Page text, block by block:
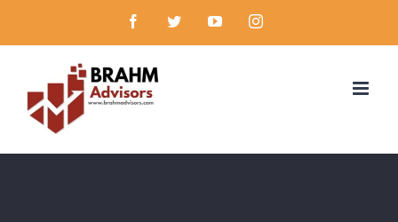
to
FacebookTwitterYouTubeInstagram